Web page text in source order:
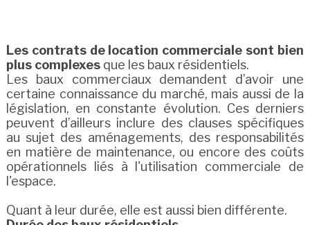
Les contrats de location commerciale sont bien
plus complexes que les baux résidentiels.
Les baux commerciaux demandent d’avoir une
certaine connaissance du marché, mais aussi de la
législation, en constante évolution. Ces derniers
peuvent d’ailleurs inclure des clauses spécifiques
au sujet des aménagements, des responsabilités
en matière de maintenance, ou encore des coûts
opérationnels liés à l'utilisation commerciale de
l'espace.
Quant à leur durée, elle est aussi bien différente.